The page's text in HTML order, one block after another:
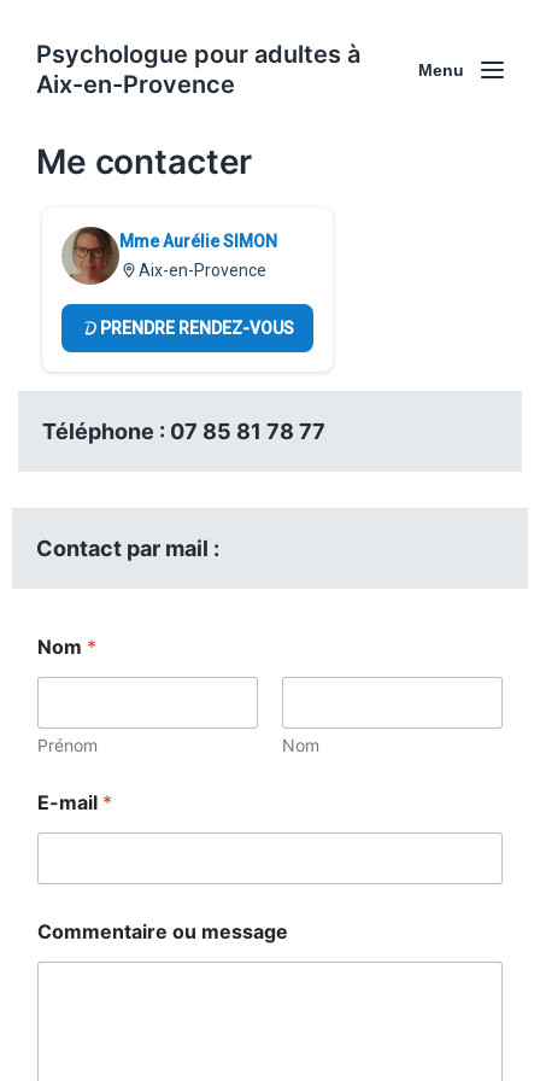
Psychologue pour adultes à
Aix-en-Provence
Menu
Me contacter
Mme Aurélie SIMON
Aix-en-Provence
PRENDRE RENDEZ-VOUS
Téléphone : 07 85 81 78 77
Contact par mail :
Nom *
Prénom Nom
E-mail *
Commentaire ou message